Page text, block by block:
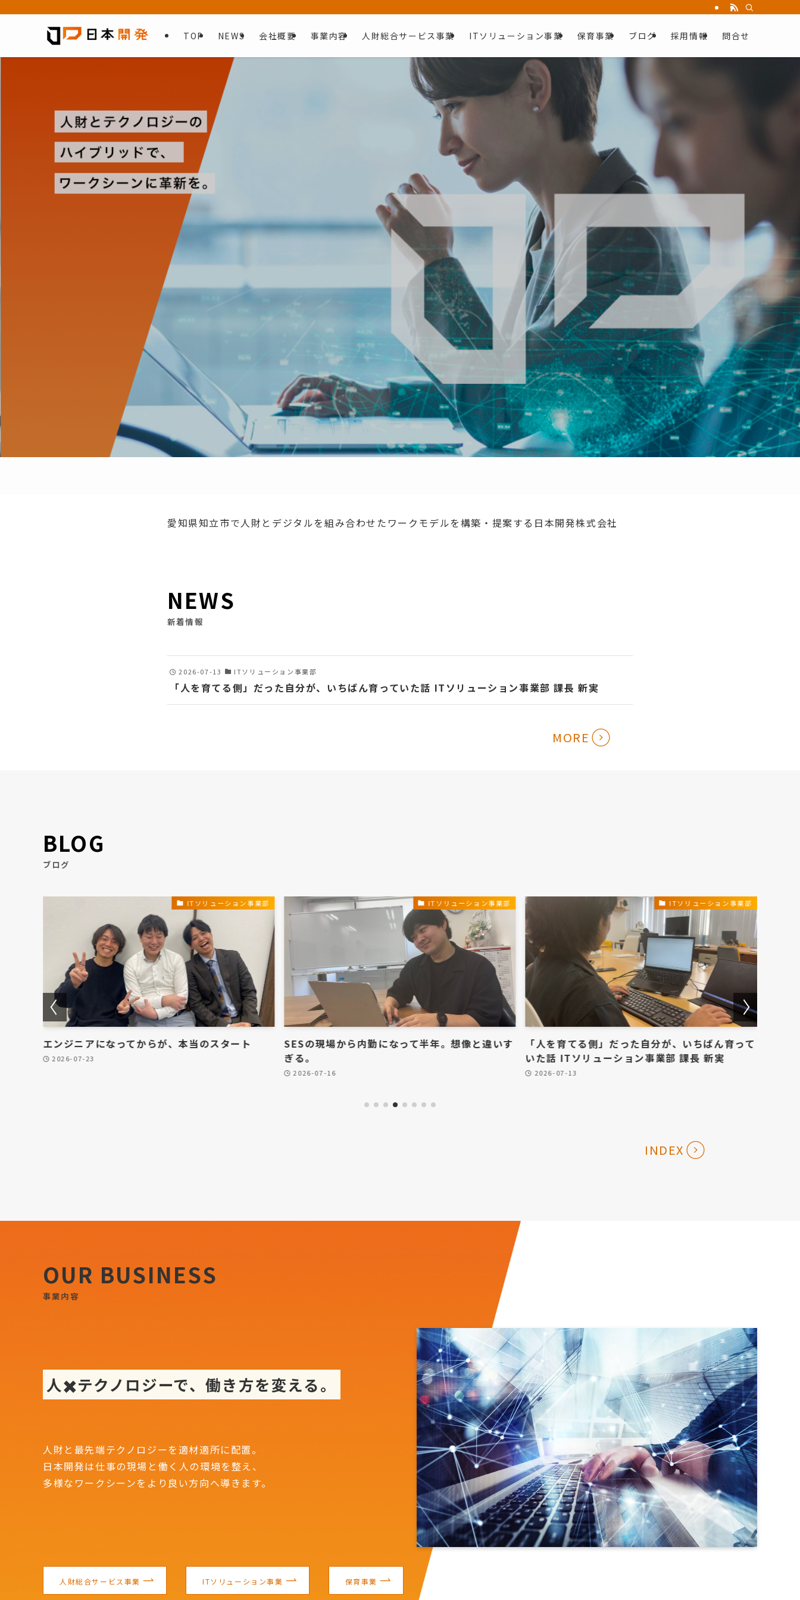
TOP NEWS 会社概要 事業内容 人財総合サービス事業 ITソリューション事業 保育事業 ブログ 採用情報 問合せ
愛知県知立市で人財とデジタルを組み合わせたワークモデルを構築・提案する日本開発株式会社
NEWS
新着情報
2026-07-13 ITソリューション事業部
「人を育てる側」だった自分が、いちばん育っていた話 ITソリューション事業部 課長 新実
MORE
BLOG
ブログ
ITソリューション事業部
エンジニアになってからが、本当のスタート
2026-07-23
ITソリューション事業部
SESの現場から内勤になって半年。想像と違いす
ぎる。
2026-07-16
ITソリューション事業部
「人を育てる側」だった自分が、いちばん育って
いた話 ITソリューション事業部 課長 新実
2026-07-13
INDEX
OUR BUSINESS
事業内容
人✖️テクノロジーで、働き方を変える。
人財と最先端テクノロジーを適材適所に配置。
日本開発は仕事の現場と働く人の環境を整え、
多様なワークシーンをより良い方向へ導きます。
人財総合サービス事業 ITソリューション事業 保育事業